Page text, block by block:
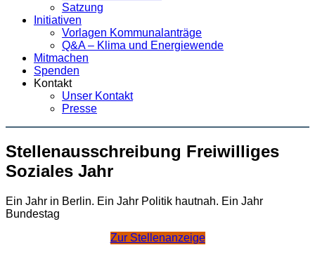
Satzung
Initiativen
Vorlagen Kommunalanträge
Q&A – Klima und Energiewende
Mitmachen
Spenden
Kontakt
Unser Kontakt
Presse
Stellenausschreibung Freiwilliges
Soziales Jahr
Ein Jahr in Berlin. Ein Jahr Politik hautnah. Ein Jahr
Bundestag
Zur Stellenanzeige